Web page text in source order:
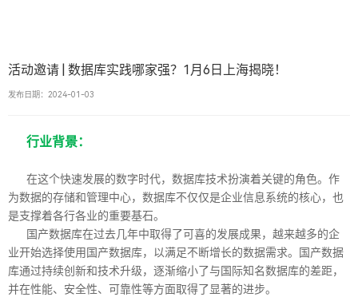
活动邀请 | 数据库实践哪家强？1月6日上海揭晓！
发布日期：2024-01-03
行业背景：
在这个快速发展的数字时代，数据库技术扮演着关键的角色。作
为数据的存储和管理中心，数据库不仅仅是企业信息系统的核心，也
是支撑着各行各业的重要基石。
国产数据库在过去几年中取得了可喜的发展成果，越来越多的企
业开始选择使用国产数据库，以满足不断增长的数据需求。国产数据
库通过持续创新和技术升级，逐渐缩小了与国际知名数据库的差距，
并在性能、安全性、可靠性等方面取得了显著的进步。